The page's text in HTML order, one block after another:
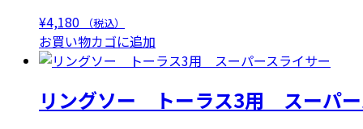
で
し
た。
で
す。
¥4,180 （税込）
お買い物カゴに追加
リングソー トーラス3用 スーパー